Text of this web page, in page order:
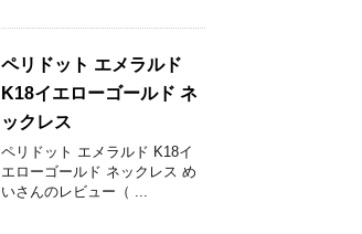
ペリドット エメラルド
K18イエローゴールド ネ
ックレス
ペリドット エメラルド K18イ
エローゴールド ネックレス め
いさんのレビュー（ ...